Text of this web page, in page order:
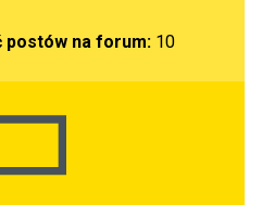
postów na forum:10